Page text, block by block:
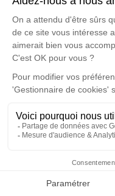
Faire-part
d'expression dédié à
BROCHARD.
Un service de
disponible ici
Cérémonie
Chapelle Saint
28 rue Claude